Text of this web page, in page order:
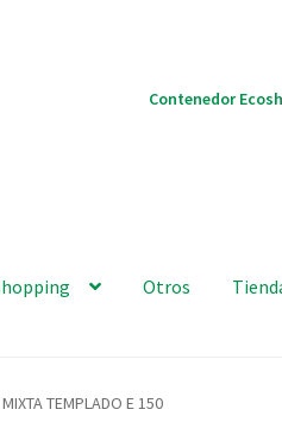
Contenedor
Otros
TEMPLADO E 150